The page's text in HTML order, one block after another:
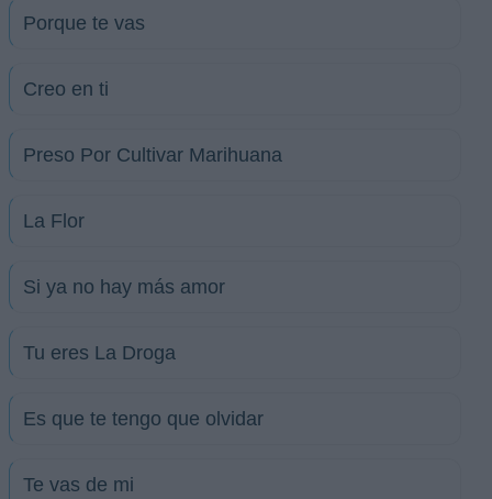
Porque te vas
Creo en ti
Preso Por Cultivar Marihuana
La Flor
Si ya no hay más amor
Tu eres La Droga
Es que te tengo que olvidar
Te vas de mi